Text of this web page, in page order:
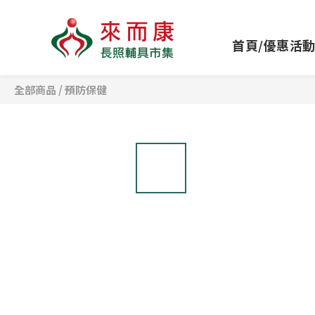
首頁/優惠活動
全部商品 /預防保健